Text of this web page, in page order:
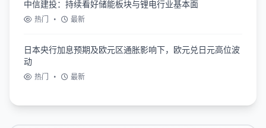
中信建投：持续看好储能板块与锂电行业基本面
热门 • 最新
日本央行加息预期及欧元区通胀影响下，欧元兑日元高位波
动
热门 • 最新